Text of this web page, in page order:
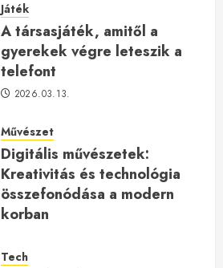
Játék
A társasjáték, amitől a
gyerekek végre leteszik a
telefont
2026.03.13.
Művészet
Digitális művészetek:
Kreativitás és technológia
összefonódása a modern
korban
Tech